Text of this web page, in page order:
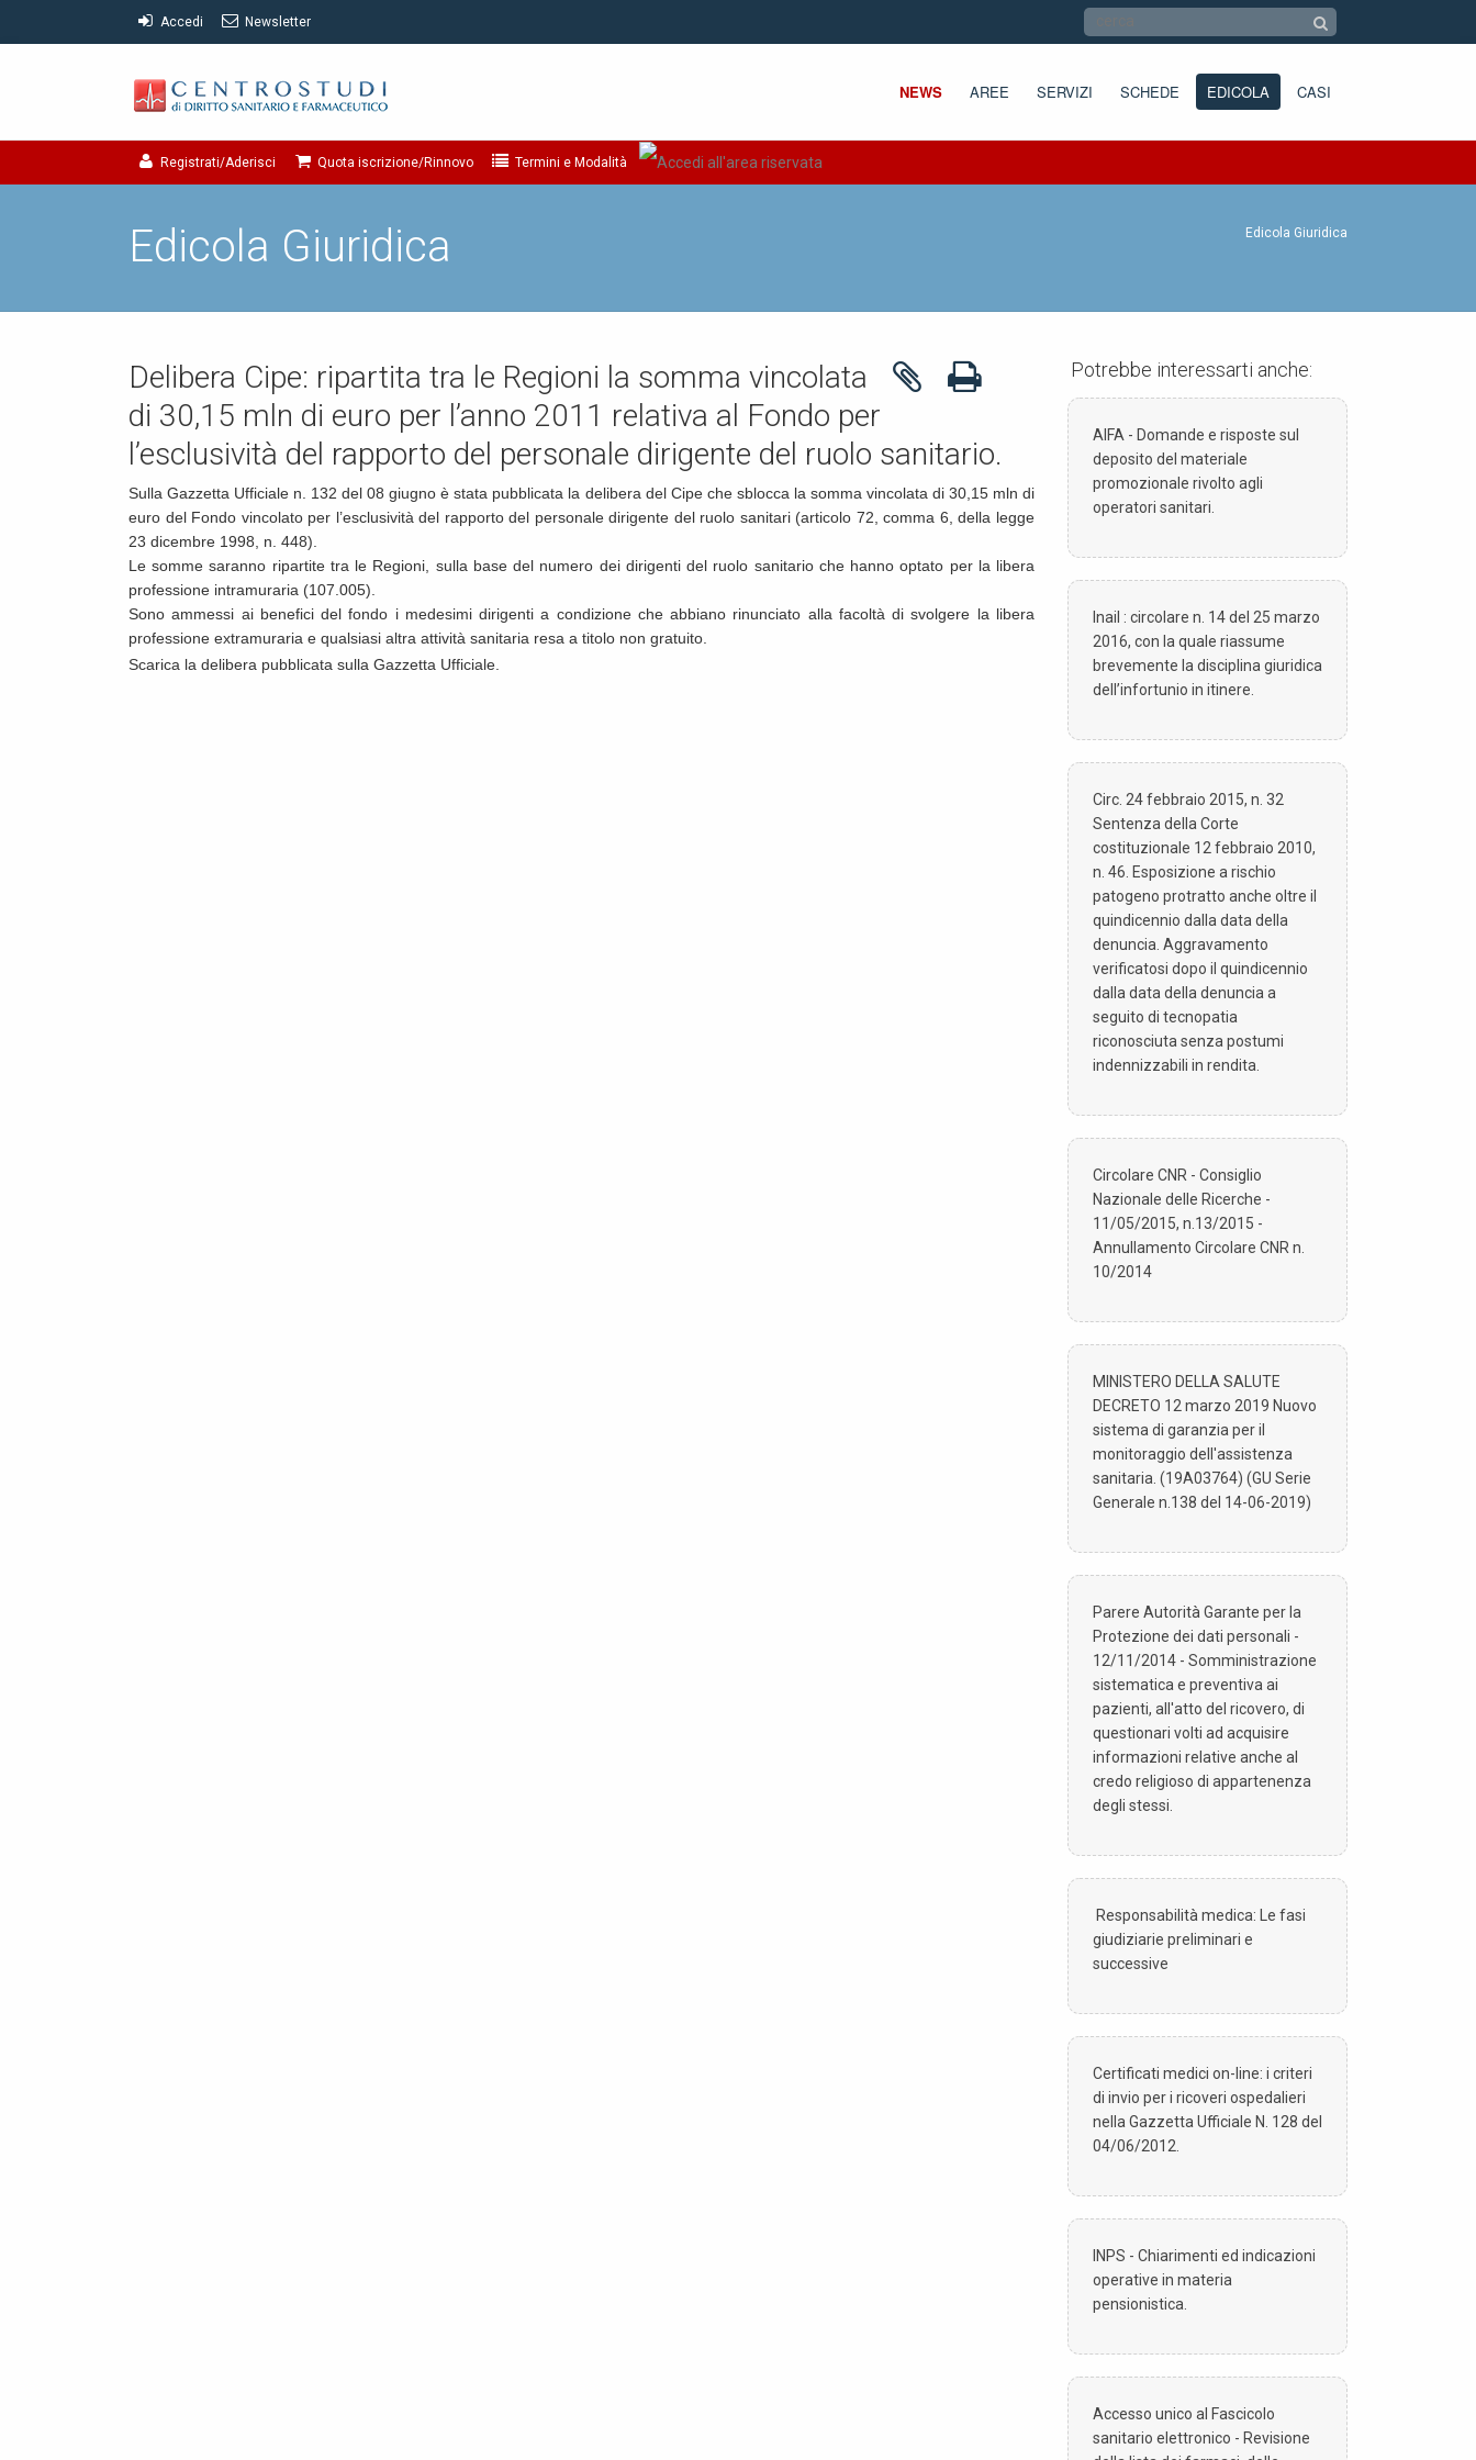
Accedi Newsletter
NEWS AREE SERVIZI SCHEDE EDICOLA CASI
Registrati/Aderisci Quota iscrizione/Rinnovo Termini e Modalità
Edicola Giuridica Edicola Giuridica
Delibera Cipe: ripartita tra le Regioni la somma vincolata
di 30,15 mln di euro per l’anno 2011 relativa al Fondo per
l’esclusività del rapporto del personale dirigente del ruolo sanitario.
Sulla Gazzetta Ufficiale n. 132 del 08 giugno è stata pubblicata la delibera del Cipe che sblocca la somma vincolata di 30,15 mln di
euro del Fondo vincolato per l’esclusività del rapporto del personale dirigente del ruolo sanitari (articolo 72, comma 6, della legge
23 dicembre 1998, n. 448).
Le somme saranno ripartite tra le Regioni, sulla base del numero dei dirigenti del ruolo sanitario che hanno optato per la libera
professione intramuraria (107.005).
Sono ammessi ai benefici del fondo i medesimi dirigenti a condizione che abbiano rinunciato alla facoltà di svolgere la libera
professione extramuraria e qualsiasi altra attività sanitaria resa a titolo non gratuito.
Scarica la delibera pubblicata sulla Gazzetta Ufficiale.
Potrebbe interessarti anche:
AIFA - Domande e risposte sul
deposito del materiale
promozionale rivolto agli
operatori sanitari.
Inail : circolare n. 14 del 25 marzo
2016, con la quale riassume
brevemente la disciplina giuridica
dell’infortunio in itinere.
Circ. 24 febbraio 2015, n. 32
Sentenza della Corte
costituzionale 12 febbraio 2010,
n. 46. Esposizione a rischio
patogeno protratto anche oltre il
quindicennio dalla data della
denuncia. Aggravamento
verificatosi dopo il quindicennio
dalla data della denuncia a
seguito di tecnopatia
riconosciuta senza postumi
indennizzabili in rendita.
Circolare CNR - Consiglio
Nazionale delle Ricerche -
11/05/2015, n.13/2015 -
Annullamento Circolare CNR n.
10/2014
MINISTERO DELLA SALUTE
DECRETO 12 marzo 2019 Nuovo
sistema di garanzia per il
monitoraggio dell'assistenza
sanitaria. (19A03764) (GU Serie
Generale n.138 del 14-06-2019)
Parere Autorità Garante per la
Protezione dei dati personali -
12/11/2014 - Somministrazione
sistematica e preventiva ai
pazienti, all'atto del ricovero, di
questionari volti ad acquisire
informazioni relative anche al
credo religioso di appartenenza
degli stessi.
Responsabilità medica: Le fasi
giudiziarie preliminari e
successive
Certificati medici on-line: i criteri
di invio per i ricoveri ospedalieri
nella Gazzetta Ufficiale N. 128 del
04/06/2012.
INPS - Chiarimenti ed indicazioni
operative in materia
pensionistica.
Accesso unico al Fascicolo
sanitario elettronico - Revisione